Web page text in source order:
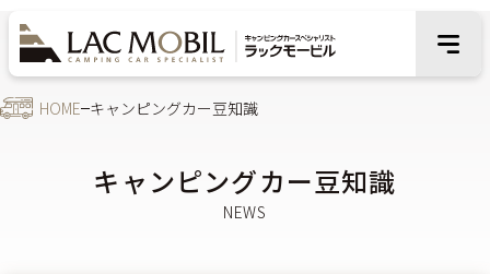
HOME キャンピングカー豆知識
キャンピングカー豆知識